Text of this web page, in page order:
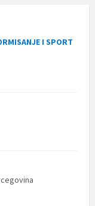
I SPORT